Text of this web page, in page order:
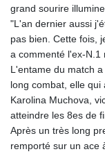
grand sourire
"L'an dernier aussi
pas bien. Cette fois,
a commenté l'ex-N.1
L'entame du match
long combat, elle qui
Karolina Muchova,
atteindre les 8es de
Après un très long
remporté sur un ace